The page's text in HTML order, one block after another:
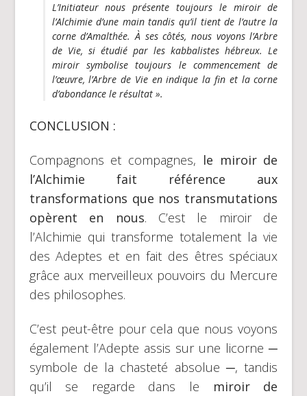
L’Initiateur nous présente toujours le miroir de
l’Alchimied’une main tandis qu’il tient de l’autre la
corne d’Amalthée. À ses côtés, nous voyons l’Arbre
de Vie, si étudié par les kabbalistes hébreux. Le
miroirsymbolise toujours le commencement de
l’œuvre, l’Arbre de Vie en indique la fin et la corne
d’abondance le résultat ».
CONCLUSION :
Compagnons et compagnes, le miroir de
l’Alchimie fait référence aux
transformations que nos transmutations
opèrent en nous. C’est le miroir de
l’Alchimie qui transforme totalement la vie
des Adeptes et en fait des êtres spéciaux
grâce aux merveilleux pouvoirs du Mercure
des philosophes.
C’est peut-être pour cela que nous voyons
également l’Adepte assis sur une licorne ─
symbole de la chasteté absolue ─, tandis
qu’il se regarde dans le miroir de